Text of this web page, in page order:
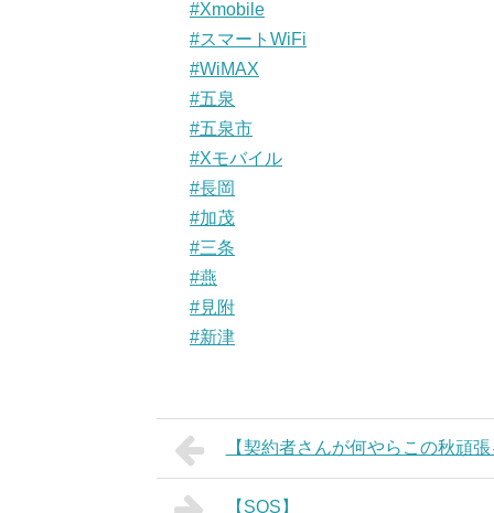
#Xmobile
#スマートWiFi
#WiMAX
#五泉
#五泉市
#Xモバイル
#長岡
#加茂
#三条
#燕
#見附
#新津
【契約者さんが何やらこの秋頑張
【SOS】